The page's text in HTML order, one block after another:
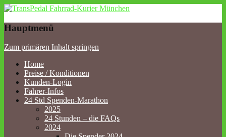
TransPedal Fahrrad-Kurier
München
Hauptmenü
Zum primären Inhalt springen
Home
Preise / Konditionen
Kunden-Login
Fahrer-Infos
24 Std Spenden-Marathon
2025
24 Stunden – die FAQs
2024